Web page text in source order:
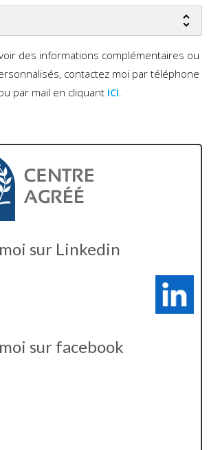
des informations complémentaires ou
contactez moi par téléphone
par mail en cliquant ICI.
sur Linkedin
sur facebook